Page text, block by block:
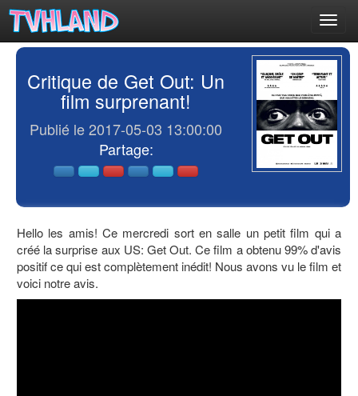
Critique de Get Out: Un
film surprenant!
Publié le 2017-05-03 13:00:00
Partage:
Hello les amis! Ce mercredi sort en salle un petit film qui a
créé la surprise aux US: Get Out. Ce film a obtenu 99% d'avis
positif ce qui est complètement inédit! Nous avons vu le film et
voici notre avis.